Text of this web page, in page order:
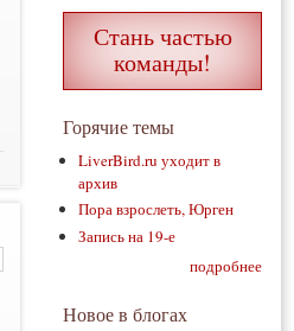
Стань частью
команды!
Горячие темы
LiverBird.ru уходит в
архив
Пора взрослеть, Юрген
Запись на 19-е
подробнее
Новое в блогах